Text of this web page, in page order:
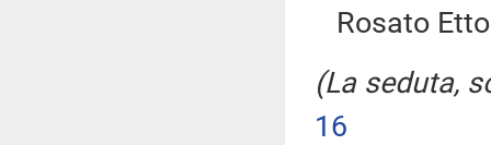
Rosato
(La seduta,
16